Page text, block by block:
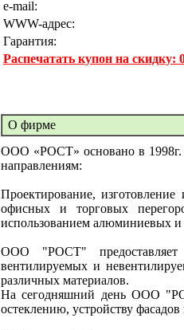
e-mail:
WWW-адрес:
Гарантия:
Распечатать купон на скидку:
О фирме
ООО «РОСТ» основано в 1998г.
направлениям:
Проектирование,
офисных и торговых
использованием алюминиевых и
ООО "РОСТ" предоставляет
вентилируемых и
различных материалов.
На сегодняшний день ООО
остеклению, устройству